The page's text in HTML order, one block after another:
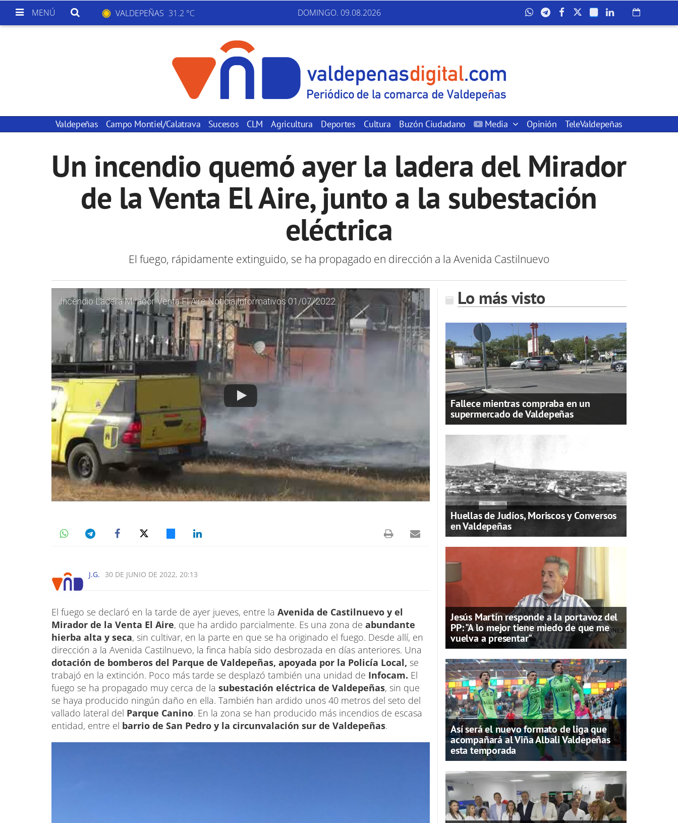
MENÚ VALDEPEÑAS 31.2 °C DOMINGO. 09.08.2026
Valdepeñas Campo Montiel/Calatrava Sucesos CLM Agricultura Deportes Cultura Buzón Ciudadano Media Opinión TeleValdepeñas
Un incendio quemó ayer la ladera del Mirador
de la Venta El Aire, junto a la subestación
eléctrica
El fuego, rápidamente extinguido, se ha propagado en dirección a la Avenida Castilnuevo
Incendio Ladera Mirador Venta El Aire Noticia Informativos 01/07/2022
J.G. 30 DE JUNIO DE 2022, 20:13
El fuego se declaró en la tarde de ayer jueves, entre la Avenida de Castilnuevo y el
Mirador de la Venta El Aire, que ha ardido parcialmente. Es una zona de abundante
hierba alta y seca, sin cultivar, en la parte en que se ha originado el fuego. Desde allí, en
dirección a la Avenida Castilnuevo, la finca había sido desbrozada en días anteriores. Una
dotación de bomberos del Parque de Valdepeñas, apoyada por la Policía Local, se
trabajó en la extinción. Poco más tarde se desplazó también una unidad de Infocam. El
fuego se ha propagado muy cerca de la subestación eléctrica de Valdepeñas, sin que
se haya producido ningún daño en ella. También han ardido unos 40 metros del seto del
vallado lateral del Parque Canino. En la zona se han producido más incendios de escasa
entidad, entre el barrio de San Pedro y la circunvalación sur de Valdepeñas.
Lo más visto
Fallece mientras compraba en un
supermercado de Valdepeñas
Huellas de Judíos, Moriscos y Conversos
en Valdepeñas
Jesús Martín responde a la portavoz del
PP: "A lo mejor tiene miedo de que me
vuelva a presentar"
Así será el nuevo formato de liga que
acompañará al Viña Albali Valdepeñas
esta temporada